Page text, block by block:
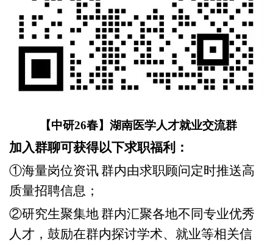
【中研26春】湖南医学人才就业交流群
加入群聊可获得以下求职福利：
①海量岗位资讯 群内由求职顾问定时推送高
质量招聘信息；
②研究生聚集地 群内汇聚各地不同专业优秀
人才，鼓励在群内探讨学术、就业等相关信